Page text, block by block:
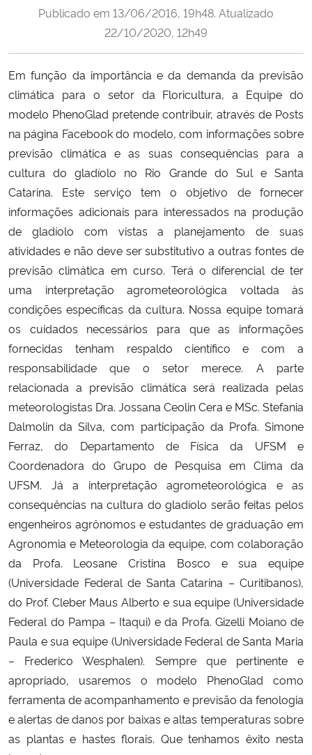
Ministério da Cidadania
Ministério de Minas e Energia
Ministério da Ciência, Tecnologia, Inovações e Comunicações
Ministério do Meio Ambiente
Ministério do Turismo
Ministério do Desenvolvimento Regional
Controladoria-Geral da União
Ministério da Mulher, da Família e dos Direitos Humanos
Secretaria-Geral
Secretaria de Governo
Gabinete de Segurança Institucional
Advocacia-Geral da União
Banco Central do Brasil
Planalto
Publicado em 13/06/2016, 19h48. Atualizado
22/10/2020, 12h49
Em função da importância e da demanda da previsão
climática para o setor da Floricultura, a Equipe do
modelo PhenoGlad pretende contribuir, através de Posts
na página Facebook do modelo, com informações sobre
previsão climática e as suas consequências para a
cultura do gladíolo no Rio Grande do Sul e Santa
Catarina. Este serviço tem o objetivo de fornecer
informações adicionais para interessados na produção
de gladíolo com vistas a planejamento de suas
atividades e não deve ser substitutivo a outras fontes de
previsão climática em curso. Terá o diferencial de ter
uma interpretação agrometeorológica voltada às
condições específicas da cultura. Nossa equipe tomará
os cuidados necessários para que as informações
fornecidas tenham respaldo científico e com a
responsabilidade que o setor merece. A parte
relacionada a previsão climática será realizada pelas
meteorologistas Dra. Jossana Ceolin Cera e MSc. Stefania
Dalmolin da Silva, com participação da Profa. Simone
Ferraz, do Departamento de Física da UFSM e
Coordenadora do Grupo de Pesquisa em Clima da
UFSM. Já a interpretação agrometeorológica e as
consequências na cultura do gladíolo serão feitas pelos
engenheiros agrônomos e estudantes de graduação em
Agronomia e Meteorologia da equipe, com colaboração
da Profa. Leosane Cristina Bosco e sua equipe
(Universidade Federal de Santa Catarina – Curitibanos),
do Prof. Cleber Maus Alberto e sua equipe (Universidade
Federal do Pampa – Itaqui) e da Profa. Gizelli Moiano de
Paula e sua equipe (Universidade Federal de Santa Maria
– Frederico Wesphalen). Sempre que pertinente e
apropriado, usaremos o modelo PhenoGlad como
ferramenta de acompanhamento e previsão da fenologia
e alertas de danos por baixas e altas temperaturas sobre
as plantas e hastes florais. Que tenhamos êxito nesta